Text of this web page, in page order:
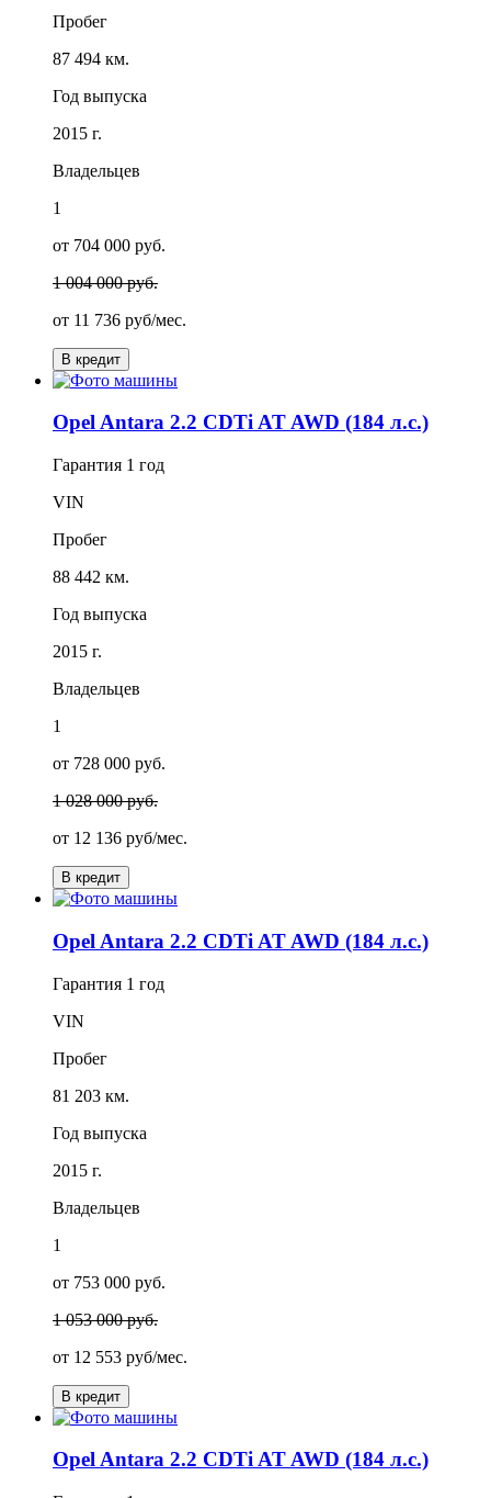
Пробег
87 494 км.
Год выпуска
2015 г.
Владельцев
1
от 704 000 руб.
1 004 000 руб.
от 11 736 руб/мес.
В кредит
Opel Antara 2.2 CDTi AT AWD (184 л.с.)
Гарантия 1 год
VIN
Пробег
88 442 км.
Год выпуска
2015 г.
Владельцев
1
от 728 000 руб.
1 028 000 руб.
от 12 136 руб/мес.
В кредит
Opel Antara 2.2 CDTi AT AWD (184 л.с.)
Гарантия 1 год
VIN
Пробег
81 203 км.
Год выпуска
2015 г.
Владельцев
1
от 753 000 руб.
1 053 000 руб.
от 12 553 руб/мес.
В кредит
Opel Antara 2.2 CDTi AT AWD (184 л.с.)